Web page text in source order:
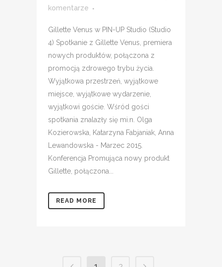
komentarze
Gillette Venus w PIN-UP Studio (Studio
4) Spotkanie z Gillette Venus, premiera
nowych produktów, połączona z
promocją zdrowego trybu życia.
Wyjątkowa przestrzeń, wyjątkowe
miejsce, wyjątkowe wydarzenie,
wyjątkowi goście. Wśród gości
spotkania znalazły się mi.n. Olga
Kozierowska, Katarzyna Fabjaniak, Anna
Lewandowska - Marzec 2015.
Konferencja Promująca nowy produkt
Gillette, połączona...
READ MORE